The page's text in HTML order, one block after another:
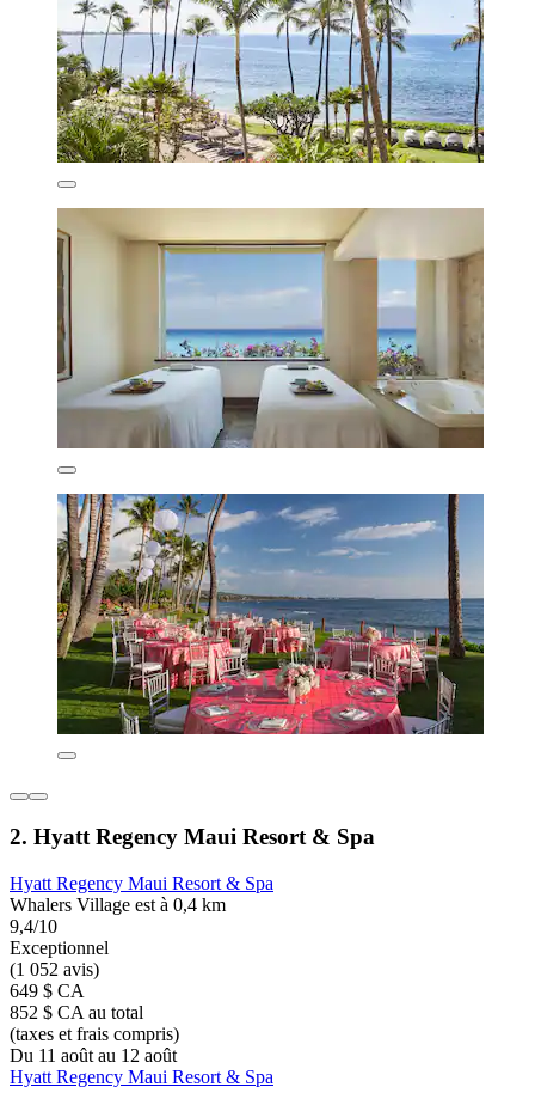
2. Hyatt Regency Maui Resort & Spa
Hyatt Regency Maui Resort & Spa
Whalers Village est à 0,4 km
9,4/10
Exceptionnel
(1 052 avis)
649 $ CA
852 $ CA au total
(taxes et frais compris)
Du 11 août au 12 août
Hyatt Regency Maui Resort & Spa